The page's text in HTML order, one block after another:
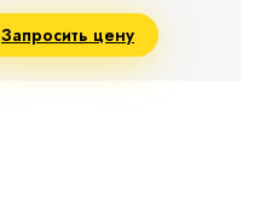
Запросить цену